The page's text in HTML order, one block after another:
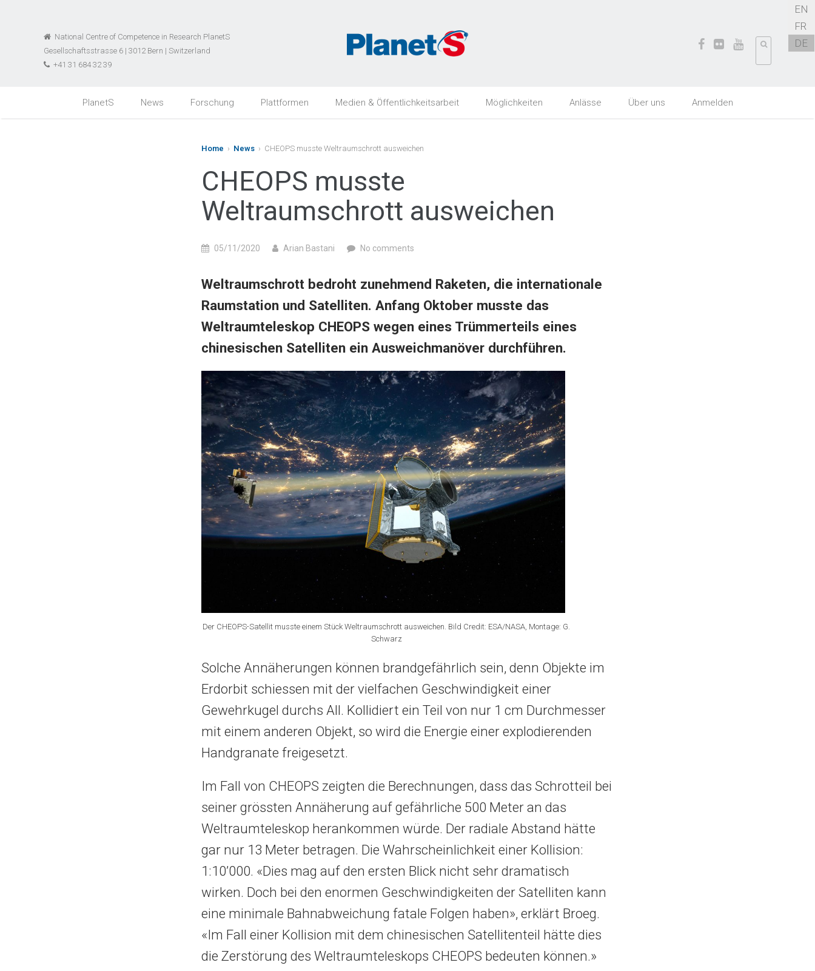
National Centre of Competence in Research PlanetS
Gesellschaftsstrasse 6 | 3012 Bern | Switzerland
+41 31 684 32 39
EN
FR
DE
PlanetS News Forschung Plattformen Medien & Öffentlichkeitsarbeit Möglichkeiten Anlässe Über uns Anmelden
Home › News › CHEOPS musste Weltraumschrott ausweichen
CHEOPS musste
Weltraumschrott ausweichen
05/11/2020 Arian Bastani No comments
Weltraumschrott bedroht zunehmend Raketen, die internationale
Raumstation und Satelliten. Anfang Oktober musste das
Weltraumteleskop CHEOPS wegen eines Trümmerteils eines
chinesischen Satelliten ein Ausweichmanöver durchführen.
Der CHEOPS-Satellit musste einem Stück Weltraumschrott ausweichen. Bild Credit: ESA/NASA, Montage: G.
Schwarz
Solche Annäherungen können brandgefährlich sein, denn Objekte im
Erdorbit schiessen mit der vielfachen Geschwindigkeit einer
Gewehrkugel durchs All. Kollidiert ein Teil von nur 1 cm Durchmesser
mit einem anderen Objekt, so wird die Energie einer explodierenden
Handgranate freigesetzt.
Im Fall von CHEOPS zeigten die Berechnungen, dass das Schrotteil bei
seiner grössten Annäherung auf gefährliche 500 Meter an das
Weltraumteleskop herankommen würde. Der radiale Abstand hätte
gar nur 13 Meter betragen. Die Wahrscheinlichkeit einer Kollision:
1:10’000. «Dies mag auf den ersten Blick nicht sehr dramatisch
wirken. Doch bei den enormen Geschwindigkeiten der Satelliten kann
eine minimale Bahnabweichung fatale Folgen haben», erklärt Broeg.
«Im Fall einer Kollision mit dem chinesischen Satellitenteil hätte dies
die Zerstörung des Weltraumteleskops CHEOPS bedeuten können.»